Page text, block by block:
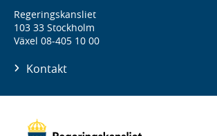
Regeringskansliet
103 33 Stockholm
Växel 08-405 10 00
Kontakt